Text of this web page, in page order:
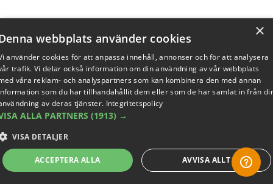
×
webbplats använder cookies
använder cookies för att anpassa innehåll, annonser och för att analysera
trafik. Vi delar också information om din användning av vår webbplats
våra reklam- och analyspartners som kan kombinera den med annan
som du har tillhandahållit dem eller som de har samlat in från
av deras tjänster. Integritetspolicy
ALLA PARTNERS (1913) →
VISA DETALJER
ACCEPTERA ALLA AVVISA ALLT